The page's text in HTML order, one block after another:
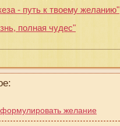
- путь к твоему желанию"
полная чудес"
желание